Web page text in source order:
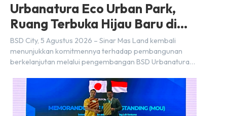
Urbanatura Eco Urban Park,
Ruang Terbuka Hijau Baru di
BSD City
BSD City, 5 Agustus 2026 – Sinar Mas Land kembali
menunjukkan komitmennya terhadap pembangunan
berkelanjutan melalui pengembangan BSD Urbanatura
dengan jalur sungai sepanjang 1,5 km yang dikelilingi
lanskap tropis rimbun di BSD City yang sebelumnya
dikenal sebagai Green Pathway. Transformasi ini